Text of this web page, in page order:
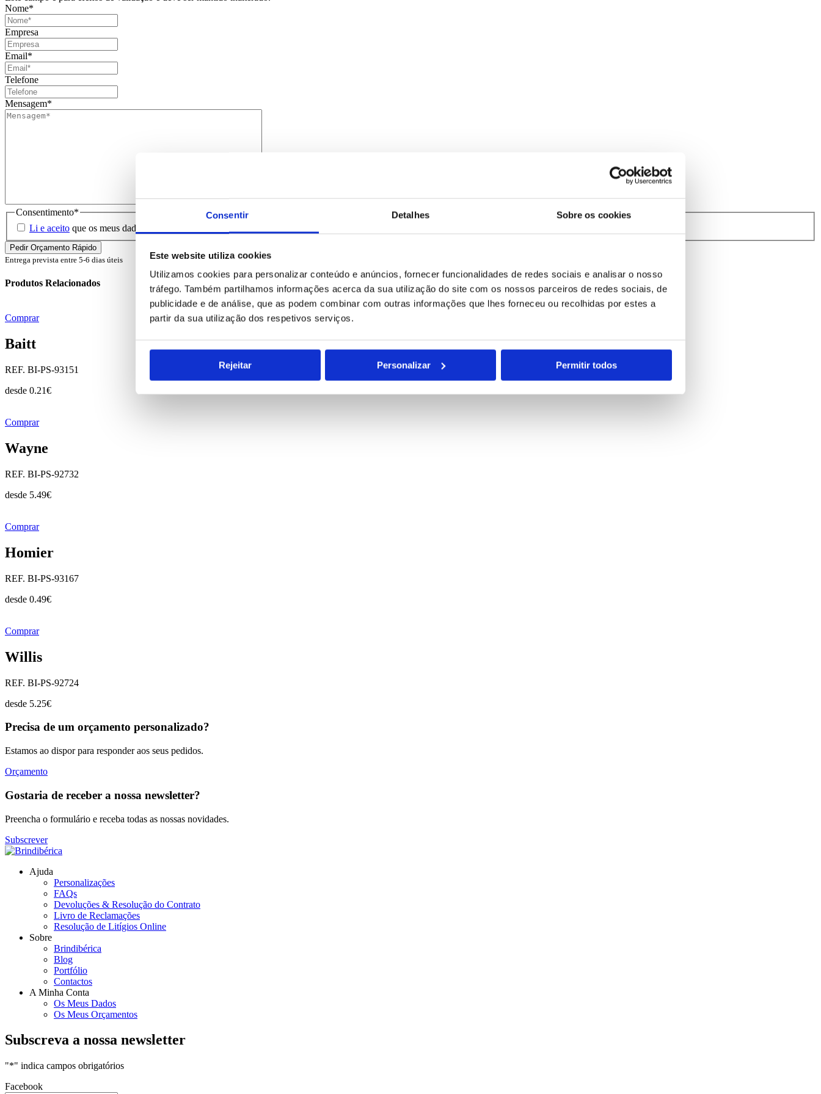
Consentir Detalhes Sobre os cookies
Este website utiliza cookies
Utilizamos cookies para personalizar conteúdo e anúncios, fornecer funcionalidades de redes sociais e analisar o nosso
tráfego. Também partilhamos informações acerca da sua utilização do site com os nossos parceiros de redes sociais, de
publicidade e de análise, que as podem combinar com outras informações que lhes forneceu ou recolhidas por estes a
partir da sua utilização dos respetivos serviços.
Rejeitar Personalizar Permitir todos
Nome*
Empresa
Email*
Telefone
Mensagem*
Consentimento*
Li e aceito que os meus dados sejam guardados em base de dados para tratamento deste contacto, única e exclusivamente por parte da Brindibérica.
Entrega prevista entre 5-6 dias úteis
Produtos Relacionados
Comprar
Baitt
REF. BI-PS-93151
desde 0.21€
Comprar
Wayne
REF. BI-PS-92732
desde 5.49€
Comprar
Homier
REF. BI-PS-93167
desde 0.49€
Comprar
Willis
REF. BI-PS-92724
desde 5.25€
Precisa de um orçamento personalizado?
Estamos ao dispor para responder aos seus pedidos.
Orçamento
Gostaria de receber a nossa newsletter?
Preencha o formulário e receba todas as nossas novidades.
Subscrever
Ajuda
Personalizações
FAQs
Devoluções & Resolução do Contrato
Livro de Reclamações
Resolução de Litígios Online
Sobre
Brindibérica
Blog
Portfólio
Contactos
A Minha Conta
Os Meus Dados
Os Meus Orçamentos
Subscreva a nossa newsletter
"*" indica campos obrigatórios
Facebook